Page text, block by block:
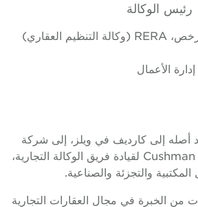
الوكالة
وسيط عقاري مرخص، RERA (وكالة التنظيم العقاري)
الأعمال
أصله إلى كارديف في ويلز، إلى شركة
Cushman & Wakefield Core لقيادة فريق الوكالة التجارية،
والتجزئة والصناعية.
الخبرة في مجال العقارات التجارية